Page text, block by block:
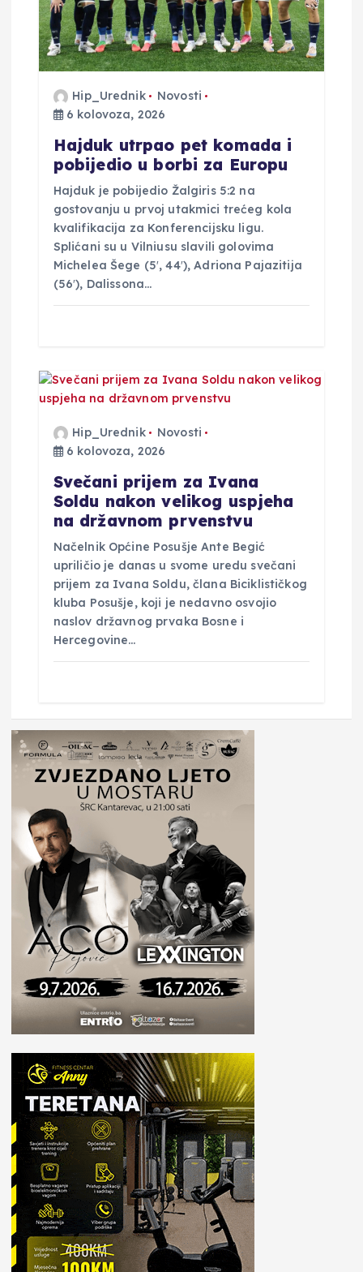
a
Hip_Urednik
Novosti
6 kolovoza, 2026
Hajduk utrpao pet komada i
pobijedio u borbi za Europu
Hajduk je pobijedio Žalgiris 5:2 na
gostovanju u prvoj utakmici trećeg kola
kvalifikacija za Konferencijsku ligu.
Splićani su u Vilniusu slavili golovima
Michelea Šege (5′, 44′), Adriona Pajazitija
(56′), Dalissona…
Hip_Urednik
Novosti
6 kolovoza, 2026
Svečani prijem za Ivana
Soldu nakon velikog uspjeha
na državnom prvenstvu
Načelnik Općine Posušje Ante Begić
upriličio je danas u svome uredu svečani
prijem za Ivana Soldu, člana Biciklističkog
kluba Posušje, koji je nedavno osvojio
naslov državnog prvaka Bosne i
Hercegovine…